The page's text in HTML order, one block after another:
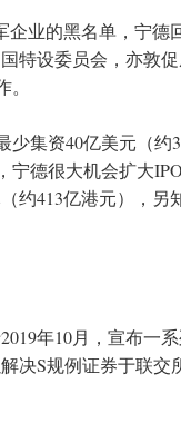
业的黑名单，宁德
特设委员会，亦敦
少集资40亿美元（约
宁德很大机会扩大
约413亿港元），另
年10月，宣布一
决S规例证券于联交